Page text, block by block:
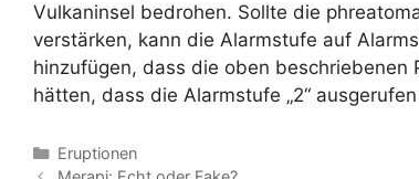
Vulkaninsel bedrohen. Sollte die
verstärken, kann die Alarmstufe auf
hinzufügen, dass die oben
hätten, dass die Alarmstufe „2“
Kategorien
Eruptionen